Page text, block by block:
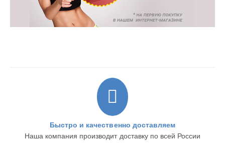
Быстро и качественно доставляем
Наша компания производит доставку по всей России